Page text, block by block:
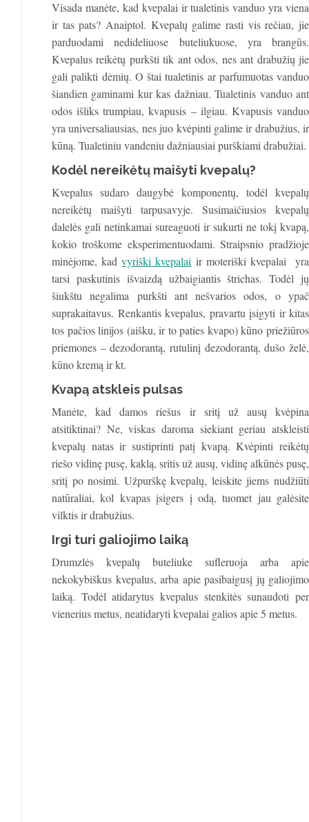
Visada manėte, kad kvepalai ir tualetinis vanduo yra viena
ir tas pats? Anaiptol. Kvepalų galime rasti vis rečiau, jie
parduodami nedideliuose buteliukuose, yra brangūs.
Kvepalus reikėtų purkšti tik ant odos, nes ant drabužių jie
gali palikti dėmių. O štai tualetinis ar parfumuotas vanduo
šiandien gaminami kur kas dažniau. Tualetinis vanduo ant
odos išliks trumpiau, kvapusis – ilgiau. Kvapusis vanduo
yra universaliausias, nes juo kvėpinti galime ir drabužius, ir
kūną. Tualetiniu vandeniu dažniausiai purškiami drabužiai.
Kodėl nereikėtų maišyti kvepalų?
Kvepalus sudaro daugybė komponentų, todėl kvepalų
nereikėtų maišyti tarpusavyje. Susimaičiusios kvepalų
dalelės gali netinkamai sureaguoti ir sukurti ne tokį kvapą,
kokio troškome eksperimentuodami. Straipsnio pradžioje
minėjome, kadvyriški kvepalai ir moteriški kvepalai yra
tarsi paskutinis išvaizdą užbaigiantis štrichas. Todėl jų
šiukštu negalima purkšti ant nešvarios odos, o ypač
suprakaitavus. Renkantis kvepalus, pravartu įsigyti ir kitas
tos pačios linijos (aišku, ir to paties kvapo) kūno priežiūros
priemones – dezodorantą, rutulinį dezodorantą, dušo želė,
kūno kremą ir kt.
Kvapą atskleis pulsas
Manėte, kad damos riešus ir sritį už ausų kvėpina
atsitiktinai? Ne, viskas daroma siekiant geriau atskleisti
kvepalų natas ir sustiprinti patį kvapą. Kvėpinti reikėtų
riešo vidinę pusę, kaklą, sritis už ausų, vidinę alkūnės pusę,
sritį po nosimi. Užpurškę kvepalų, leiskite jiems nudžiūti
natūraliai, kol kvapas įsigers į odą, tuomet jau galėsite
vilktis ir drabužius.
Irgi turi galiojimo laiką
Drumzlės kvepalų buteliuke sufleruoja arba apie
nekokybiškus kvepalus, arba apie pasibaigusį jų galiojimo
laiką. Todėl atidarytus kvepalus stenkitės sunaudoti per
vienerius metus, neatidaryti kvepalai galios apie 5 metus.